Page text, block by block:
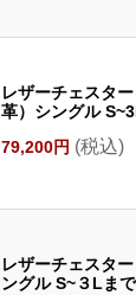
レザーチェスタ
革）シングル
79,200円 (税込)
レザーチェスタ
ングル S~３Lまで